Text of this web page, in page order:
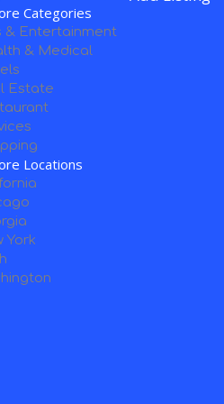
Categories
& Entertainment
& Medical
Estate
Locations
York